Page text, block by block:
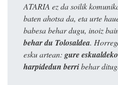
ATARIA ez da soilik
baten ahotsa da, eta urte
babesa behar dugu, inoiz
behar du Tolosaldea.
esku artean: gure
harpidedun berribehar